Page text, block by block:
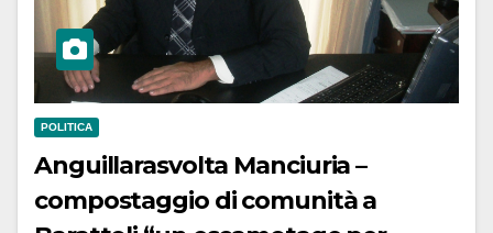
POLITICA
Anguillarasvolta Manciuria –
compostaggio di comunità a